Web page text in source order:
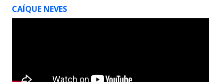
CAÍQUE NEVES